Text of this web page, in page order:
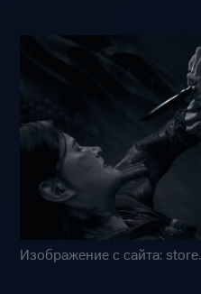
Изображение с сайта: